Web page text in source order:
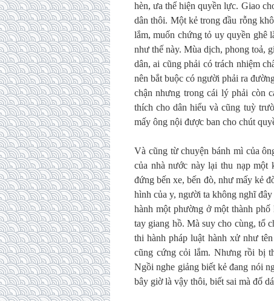
hèn, ưa thể hiện quyền lực. Giao
dân thôi. Một kẻ trong đầu rỗng
lắm, muốn chứng tỏ uy quyền ghê
như thế này. Mùa dịch, phong toả,
dân, ai cũng phải có trách nhiệm
nên bắt buộc có người phải ra
chận nhưng trong cái lý phải còn
thích cho dân hiểu và cũng tuỳ
mấy ông nội được ban cho chút
Và cũng từ chuyện bánh mì của
của nhà nước này lại thu nạp
đứng bến xe, bến đò, như mấy kẻ
hình của y, người ta không nghĩ
hành một phường ở một thành
tay giang hồ. Mà suy cho cùng, tổ
thi hành pháp luật hành xử như
cũng cứng cỏi lắm. Nhưng rồi bị
Ngồi nghe giảng biết kẻ đang nói
bây giờ là vậy thôi, biết sai mà đố